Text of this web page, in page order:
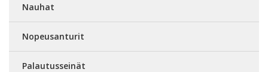
Nauhat
Nopeusanturit
Palautusseinät